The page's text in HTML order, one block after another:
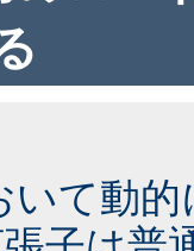
いて動